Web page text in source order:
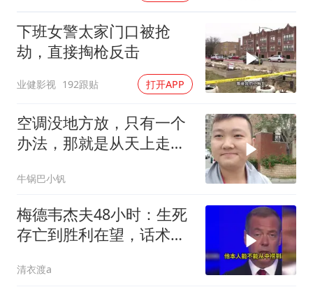
下班女警太家门口被抢
劫，直接掏枪反击
业健影视 192跟贴 打开APP
空调没地方放，只有一个
办法，那就是从天上走，
牛锅巴小钒
梅德韦杰夫48小时：生死
存亡到胜利在望，话术变
清衣渡a